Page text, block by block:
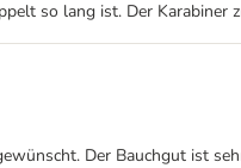
so lang ist. Der
Der Bauchgut ist